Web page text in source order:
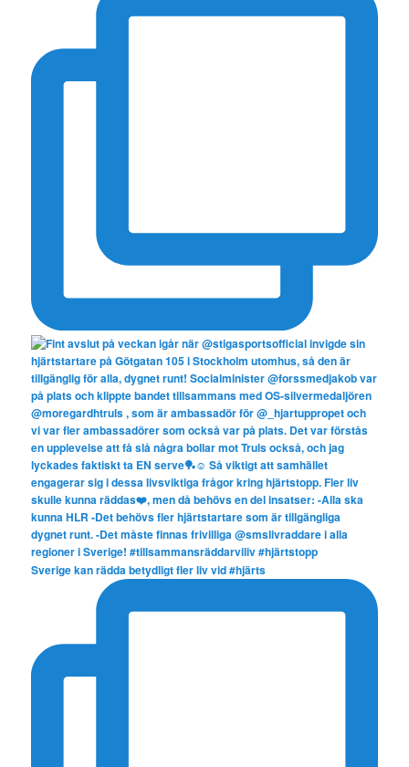
Sverige kan rädda betydligt fler liv vid #hjärts